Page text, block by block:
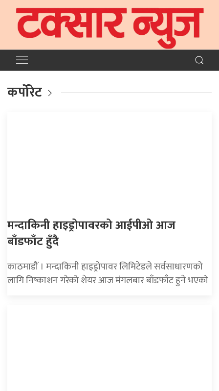
कर्पोरेट
मन्दाकिनी हाइड्रोपावरको आईपीओ आज
बाँडफाँट हुँदै
काठमाडौं । मन्दाकिनी हाइड्रोपावर लिमिटेडले सर्वसाधारणको
लागि निष्काशन गरेको शेयर आज मंगलबार बाँडफाँट हुने भएको